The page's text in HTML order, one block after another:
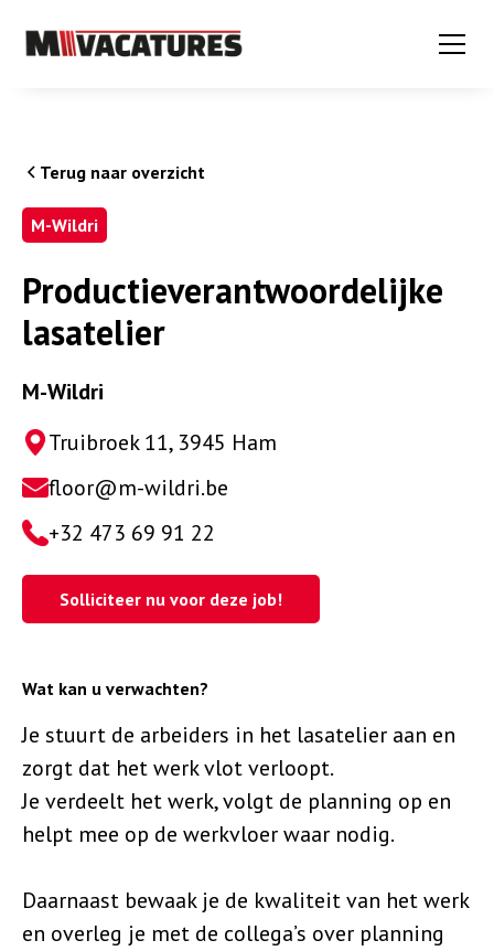
Terug naar overzicht
M-Wildri
Productieverantwoordelijke
lasatelier
M-Wildri
Truibroek 11, 3945 Ham
floor@m-wildri.be
+32 473 69 91 22
Solliciteer nu voor deze job!
Wat kan u verwachten?
Je stuurt de arbeiders in het lasatelier aan en
zorgt dat het werk vlot verloopt.
Je verdeelt het werk, volgt de planning op en
helpt mee op de werkvloer waar nodig.
Daarnaast bewaak je de kwaliteit van het werk
en overleg je met de collega’s over planning